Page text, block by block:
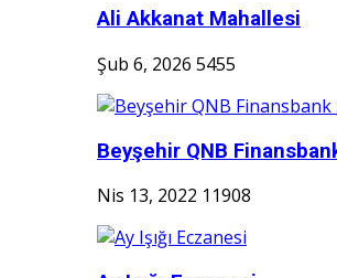
Ali Akkanat Mahallesi
Şub 6, 2026 5455
Beyşehir QNB
Nis 13, 2022 11908